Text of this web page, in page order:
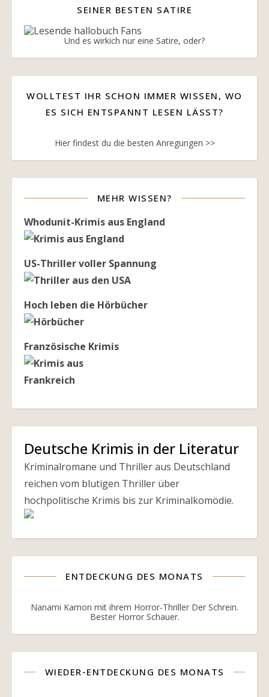
SEINER BESTEN SATIRE
Und es wirkich nur eine Satire, oder?
WOLLTEST IHR SCHON IMMER WISSEN, WO
ES SICH ENTSPANNT LESEN LÄSST?
Hier findest du die besten Anregungen >>
MEHR WISSEN?
Whodunit-Krimis aus England
US-Thriller voller Spannung
Hoch leben die Hörbücher
Französische Krimis
Deutsche Krimis in der Literatur
Kriminalromane und Thriller aus Deutschland
reichen vom blutigen Thriller über
hochpolitische Krimis bis zur Kriminalkomödie.
ENTDECKUNG DES MONATS
Nanami Kamon mit ihrem Horror-Thriller Der Schrein.
Bester Horror Schauer.
WIEDER-ENTDECKUNG DES MONATS